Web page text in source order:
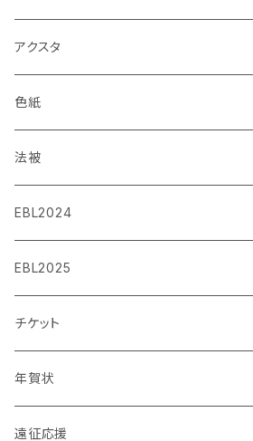
アクスタ
色紙
法被
EBL2024
EBL2025
チケット
年賀状
遠征応援